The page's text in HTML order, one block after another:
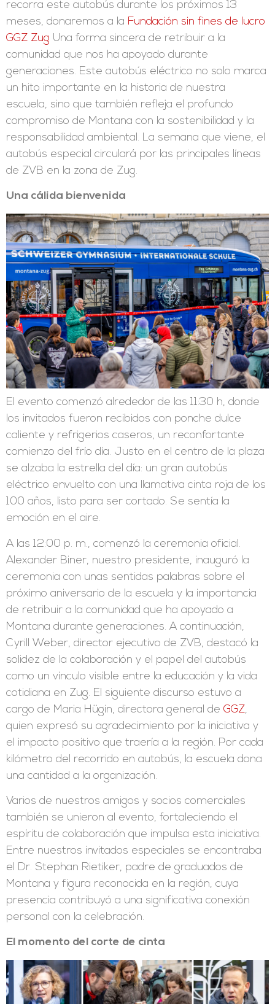
recorra este autobús durante los próximos 13
meses, donaremos a la Fundación sin fines de lucro
GGZ Zug Una forma sincera de retribuir a la
comunidad que nos ha apoyado durante
generaciones. Este autobús eléctrico no solo marca
un hito importante en la historia de nuestra
escuela, sino que también refleja el profundo
compromiso de Montana con la sostenibilidad y la
responsabilidad ambiental. La semana que viene, el
autobús especial circulará por las principales líneas
de ZVB en la zona de Zug.
Una cálida bienvenida
El evento comenzó alrededor de las 11:30 h, donde
los invitados fueron recibidos con ponche dulce
caliente y refrigerios caseros, un reconfortante
comienzo del frío día. Justo en el centro de la plaza
se alzaba la estrella del día: un gran autobús
eléctrico envuelto con una llamativa cinta roja de los
100 años, listo para ser cortado. Se sentía la
emoción en el aire.
A las 12:00 p. m., comenzó la ceremonia oficial.
Alexander Biner, nuestro presidente, inauguró la
ceremonia con unas sentidas palabras sobre el
próximo aniversario de la escuela y la importancia
de retribuir a la comunidad que ha apoyado a
Montana durante generaciones. A continuación,
Cyrill Weber, director ejecutivo de ZVB, destacó la
solidez de la colaboración y el papel del autobús
como un vínculo visible entre la educación y la vida
cotidiana en Zug. El siguiente discurso estuvo a
cargo de Maria Hügin, directora general de GGZ,
quien expresó su agradecimiento por la iniciativa y
el impacto positivo que traería a la región. Por cada
kilómetro del recorrido en autobús, la escuela dona
una cantidad a la organización.
Varios de nuestros amigos y socios comerciales
también se unieron al evento, fortaleciendo el
espíritu de colaboración que impulsa esta iniciativa.
Entre nuestros invitados especiales se encontraba
el Dr. Stephan Rietiker, padre de graduados de
Montana y figura reconocida en la región, cuya
presencia contribuyó a una significativa conexión
personal con la celebración.
El momento del corte de cinta